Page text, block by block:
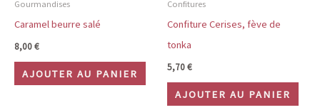
Gourmandises
Caramel beurre salé
8,00€
AJOUTER AU PANIER
Confitures
Confiture Cerises, fève de
tonka
5,70€
AJOUTER AU PANIER